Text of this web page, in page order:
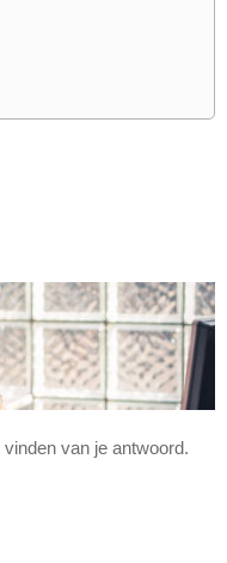
van je antwoord.